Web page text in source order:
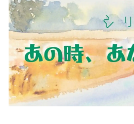
3度目コラボ 作品の世界観通じて
「小児がん」学べる【8／10～31※平
日限定】